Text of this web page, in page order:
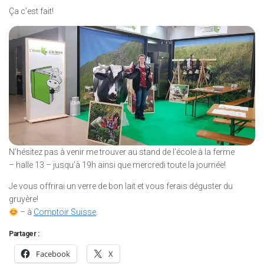
Ça c’est fait!
N’hésitez pas à venir me trouver au stand de l’école à la ferme
– halle 13 – jusqu’à 19h ainsi que mercredi toute la journée!
Je vous offrirai un verre de bon lait et vous ferais déguster du
gruyère!
– à Comptoir Suisse.
Partager :
Facebook X